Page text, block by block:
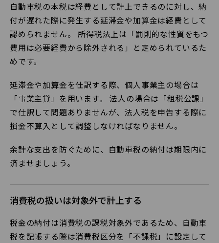
自動車税の本税は経費として計上できるのに対し、納
付が遅れた際に発生する延滞金や加算金は経費として
認められません。 所得税法上は「罰則的な性質をもつ
費用は必要経費から除外される」と定められているた
めです。
延滞金や加算金を仕訳する際、個人事業主の場合は
「事業主貸」を用います。 法人の場合は「租税公課」
で仕訳して問題ありませんが、法人税を申告する際に
損金不算入として調整しなければなりません。
余計な支出を防ぐために、自動車税の納付は期限内に
済ませましょう。
消費税の扱いは対象外で計上する
税金の納付は消費税の課税対象外であるため、自動車
税を記帳する際は消費税区分を「不課税」に設定して